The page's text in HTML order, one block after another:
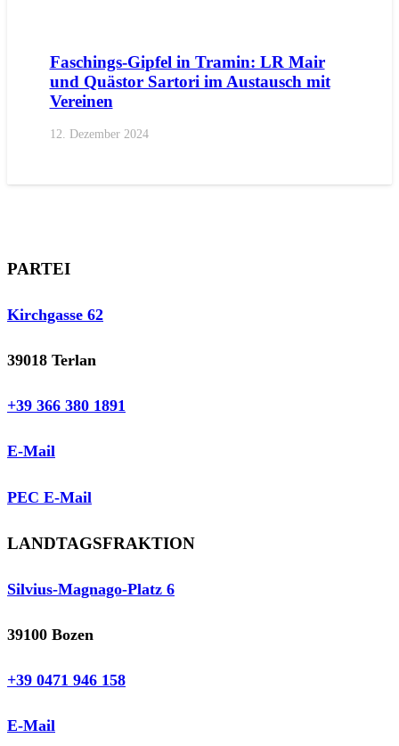
Faschings-Gipfel in Tramin: LR Mair
und Quästor Sartori im Austausch mit
Vereinen
12. Dezember 2024
PARTEI
Kirchgasse 62
39018 Terlan
+39 366 380 1891
E-Mail
PEC E-Mail
LANDTAGSFRAKTION
Silvius-Magnago-Platz 6
39100 Bozen
+39 0471 946 158
E-Mail